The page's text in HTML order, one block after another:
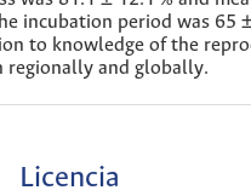
incubation period was 65
to knowledge of the
and globally.
Licencia